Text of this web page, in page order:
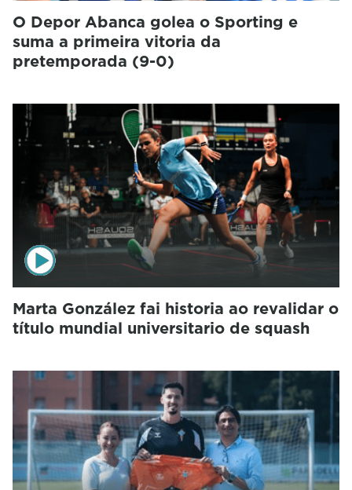
O Depor Abanca golea o Sporting e
suma a primeira vitoria da
pretemporada (9-0)
Marta González fai historia ao revalidar o
título mundial universitario de squash